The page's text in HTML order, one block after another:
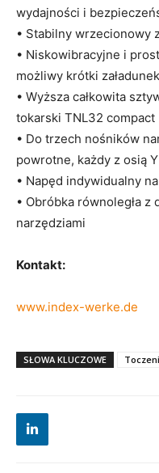
wydajności i
• Stabilny wrzecionowy
• Niskowibracyjne i
możliwy krótki
• Wyższa całkowita
tokarski TNL32 compact
• Do trzech nośników
powrotne, każdy z osią Y
• Napęd indywidualny
• Obróbka równoległa
narzędziami
Kontakt:
www.index-werke.de
SŁOWA KLUCZOWE